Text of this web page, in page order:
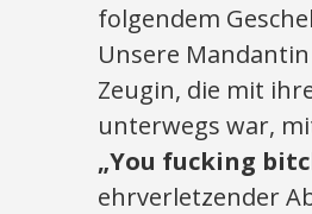
folgendem
Unsere
Zeugin, die mit
unterwegs war,
„You fucking
ehrverletzender